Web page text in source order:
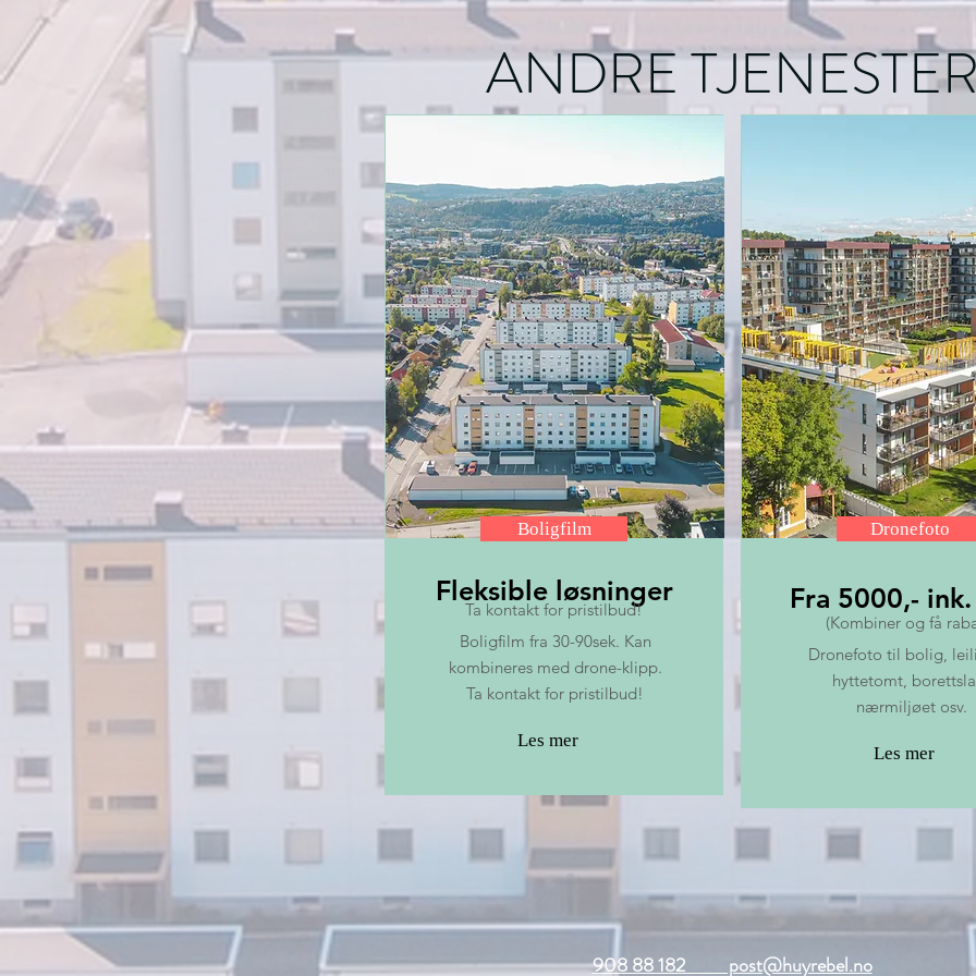
ANDRE
Boligfilm
Fleksible løsninger
Ta kontakt for pristilbud!
Boligfilm fra 30-90sek. Kan
kombineres med drone-klipp.
Ta kontakt for pristilbud!
Les mer
Dronefoto
Fra 5000,-
(Kombiner og få
Dronefoto til bolig,
hyttetomt,
nærmiljøet osv.
Les mer
908 88 182 post@huyrebel.no